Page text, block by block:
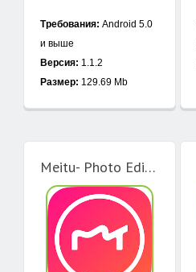
Требования: Android 5.0
и выше
Версия: 1.1.2
Размер: 129.69 Mb
Meitu- Photo Editor & AI Art